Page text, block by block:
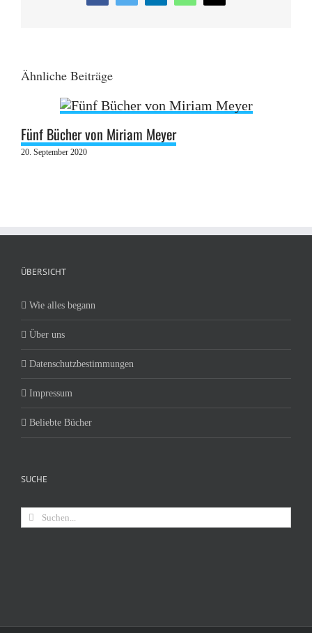
Ähnliche Beiträge
Fünf Bücher von Miriam Meyer
20. September 2020
ÜBERSICHT
Wie alles begann
Über uns
Datenschutzbestimmungen
Impressum
Beliebte Bücher
SUCHE
Suche